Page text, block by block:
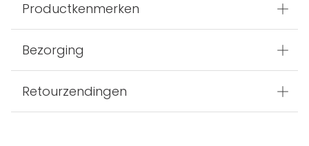
Productkenmerken
Bezorging
Retourzendingen